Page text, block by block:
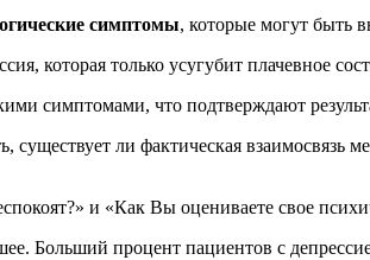
симптомы, которые могут быть
которая только усугубит плачевное
симптомами, что подтверждают
существует ли фактическая
и «Как Вы оцениваете свое
Больший процент пациентов с